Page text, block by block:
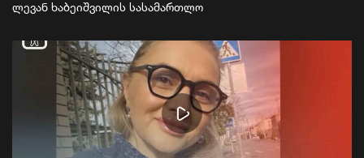
ლევან ხაბეიშვილის სასამართლო